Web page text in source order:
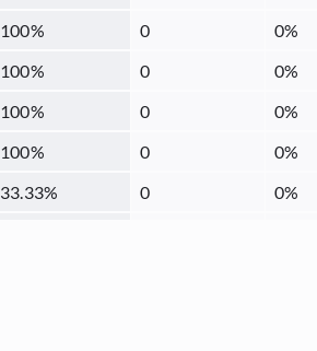
100% 0 0%
100% 0 0%
100% 0 0%
100% 0 0%
33.33% 0 0%